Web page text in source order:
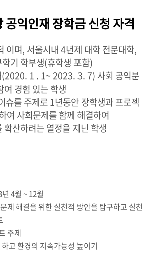
공익인재 장학금 신청 자격
이며, 서울시내 4년제 대학 전문대학,
기 학부생(휴학생 포함)
1 . 1~ 2023. 3. 7) 사회 공익분
여 경험 있는 학생
슈를 주제로 1년동안 장학생과 프로젝
여 사회문제를 함께 해결하여
산하려는 열정을 지닌 학생
4월 ~ 12월
제 해결을 위한 실천적 방안을 탐구하고 실천
주제
고 환경의 지속가능성 높이기